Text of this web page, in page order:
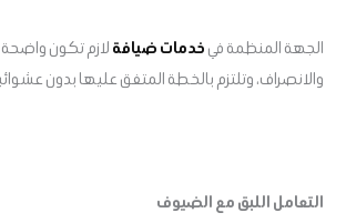
الجهة المنظمة في خدمات ضيافة لازم تكون
والانصراف، وتلتزم بالخطة المتفق عليها بدون
التعامل اللبق مع الضيوف